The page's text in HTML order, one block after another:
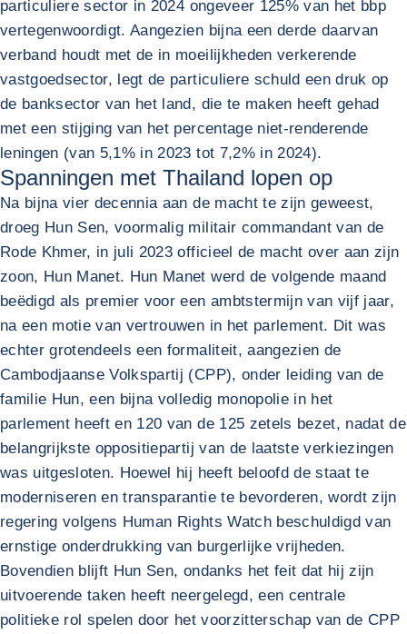
particuliere sector in 2024 ongeveer 125% van het bbp
vertegenwoordigt. Aangezien bijna een derde daarvan
verband houdt met de in moeilijkheden verkerende
vastgoedsector, legt de particuliere schuld een druk op
de banksector van het land, die te maken heeft gehad
met een stijging van het percentage niet-renderende
leningen (van 5,1% in 2023 tot 7,2% in 2024).
Spanningen met Thailand lopen op
Na bijna vier decennia aan de macht te zijn geweest,
droeg Hun Sen, voormalig militair commandant van de
Rode Khmer, in juli 2023 officieel de macht over aan zijn
zoon, Hun Manet. Hun Manet werd de volgende maand
beëdigd als premier voor een ambtstermijn van vijf jaar,
na een motie van vertrouwen in het parlement. Dit was
echter grotendeels een formaliteit, aangezien de
Cambodjaanse Volkspartij (CPP), onder leiding van de
familie Hun, een bijna volledig monopolie in het
parlement heeft en 120 van de 125 zetels bezet, nadat de
belangrijkste oppositiepartij van de laatste verkiezingen
was uitgesloten. Hoewel hij heeft beloofd de staat te
moderniseren en transparantie te bevorderen, wordt zijn
regering volgens Human Rights Watch beschuldigd van
ernstige onderdrukking van burgerlijke vrijheden.
Bovendien blijft Hun Sen, ondanks het feit dat hij zijn
uitvoerende taken heeft neergelegd, een centrale
politieke rol spelen door het voorzitterschap van de CPP